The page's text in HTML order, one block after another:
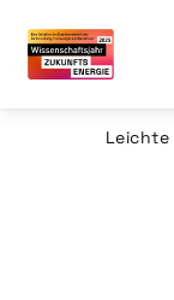
Leichte